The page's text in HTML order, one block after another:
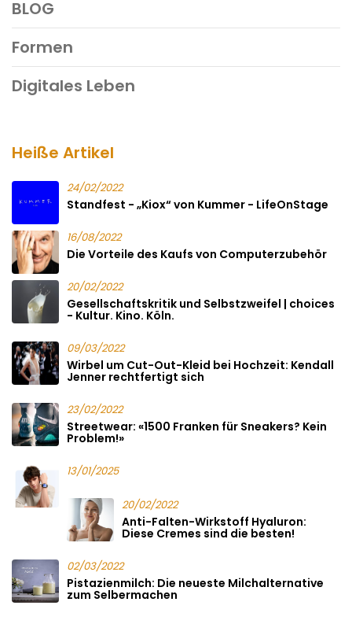
BLOG
Formen
Digitales Leben
Heiße Artikel
24/02/2022
Standfest - „Kiox“ von Kummer - LifeOnStage
16/08/2022
Die Vorteile des Kaufs von Computerzubehör
20/02/2022
Gesellschaftskritik und Selbstzweifel | choices
- Kultur. Kino. Köln.
09/03/2022
Wirbel um Cut-Out-Kleid bei Hochzeit: Kendall
Jenner rechtfertigt sich
23/02/2022
Streetwear: «1500 Franken für Sneakers? Kein
Problem!»
13/01/2025
20/02/2022
Anti-Falten-Wirkstoff Hyaluron:
Diese Cremes sind die besten!
02/03/2022
Pistazienmilch: Die neueste Milchalternative
zum Selbermachen